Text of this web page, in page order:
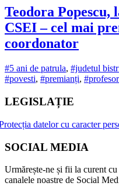
Teodora Popescu,
CSEI – cel mai
coordonator
#5 ani de patrula, #judetul
#povesti, #premianți,
LEGISLAȚIE
datelor cu caracter
SOCIAL MEDIA
Urmărește-ne și fii la curent
canalele noastre de Social